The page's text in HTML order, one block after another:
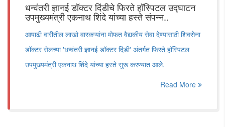
धन्वंतरी ज्ञानई डॉक्टर दिंडीचे फिरते हॉस्पिटल उद्घाटन
उपमुख्यमंत्री एकनाथ शिंदे यांच्या हस्ते संपन्न..
आषाढी वारीतील लाखो वारकऱ्यांना मोफत वैद्यकीय सेवा देण्यासाठी शिवसेना
डॉक्टर सेलच्या 'धन्वंतरी ज्ञानई डॉक्टर दिंडी' अंतर्गत फिरते हॉस्पिटल
उपमुख्यमंत्री एकनाथ शिंदे यांच्या हस्ते सुरू करण्यात आले.
Read More